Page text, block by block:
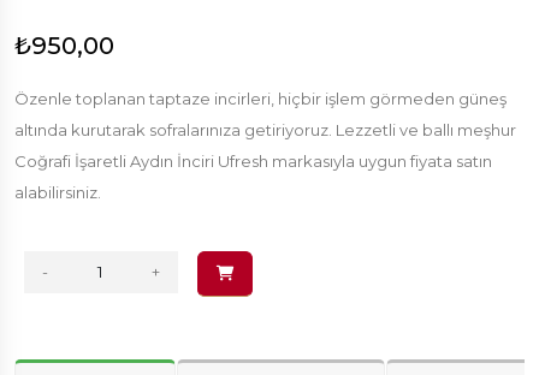
₺950,00
Özenle toplanan taptaze incirleri, hiçbir işlem görmeden güneş
altında kurutarak sofralarınıza getiriyoruz. Lezzetli ve ballı meşhur
Coğrafi İşaretli Aydın İnciri Ufresh markasıyla uygun fiyata satın
alabilirsiniz.
- +